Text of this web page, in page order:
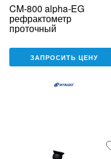
CM-800 alpha-EG
рефрактометр
проточный
ЗАПРОСИТЬ ЦЕНУ